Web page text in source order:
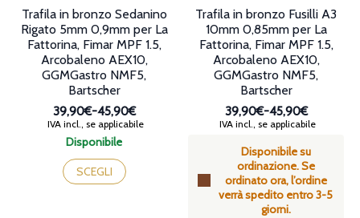
Disponibile
Trafila in bronzo Sedanino
Rigato 5mm 0,9mm per La
Fattorina, Fimar MPF 1.5,
Arcobaleno AEX10,
GGMGastro NMF5,
Bartscher
39,90€-45,90€
Fascia
di
da
39,90€
IVA incl., se applicabile
SCEGLI
Questo
prodotto
ha
Disponibile su
ordinazione. Se
ordinato ora, l’ordine
verrà spedito entro 3-5
giorni.
Trafila in bronzo Fusilli A3
10mm 0,85mm per La
Fattorina, Fimar MPF 1.5,
Arcobaleno AEX10,
GGMGastro NMF5,
Bartscher
39,90€-45,90€
Fascia
prezzo:
da
39,90€
a
45,90€
IVA incl., se applicabile